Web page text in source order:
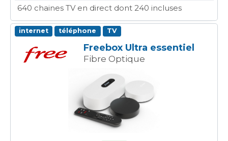
640 chaines TV en direct dont 240 incluses
internet téléphone TV
Freebox Ultra essentiel
Fibre Optique